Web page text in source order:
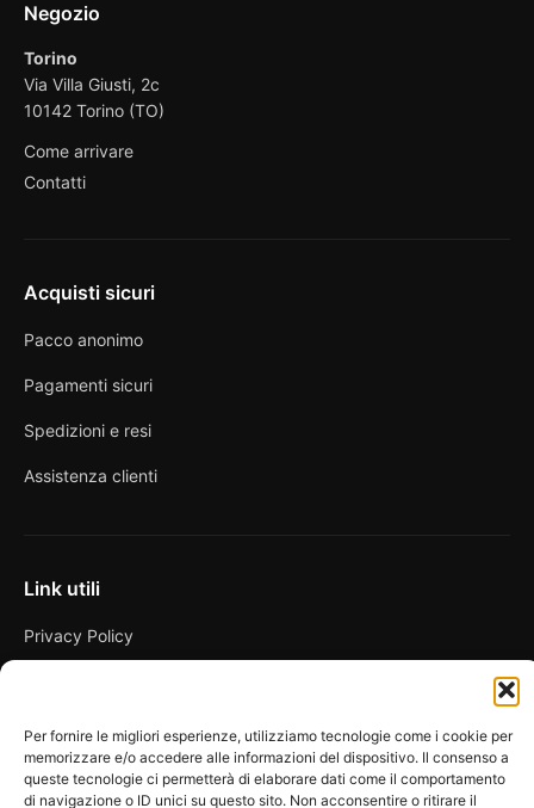
Per fornire le migliori esperienze, utilizziamo tecnologie come i cookie per
memorizzare e/o accedere alle informazioni del dispositivo. Il consenso a
queste tecnologie ci permetterà di elaborare dati come il comportamento
di navigazione o ID unici su questo sito. Non acconsentire o ritirare il
Negozio
Torino
Via Villa Giusti, 2c
10142 Torino (TO)
Come arrivare
Contatti
Acquisti sicuri
Pacco anonimo
Pagamenti sicuri
Spedizioni e resi
Assistenza clienti
Link utili
Privacy Policy
Cookie Policy
FAQ